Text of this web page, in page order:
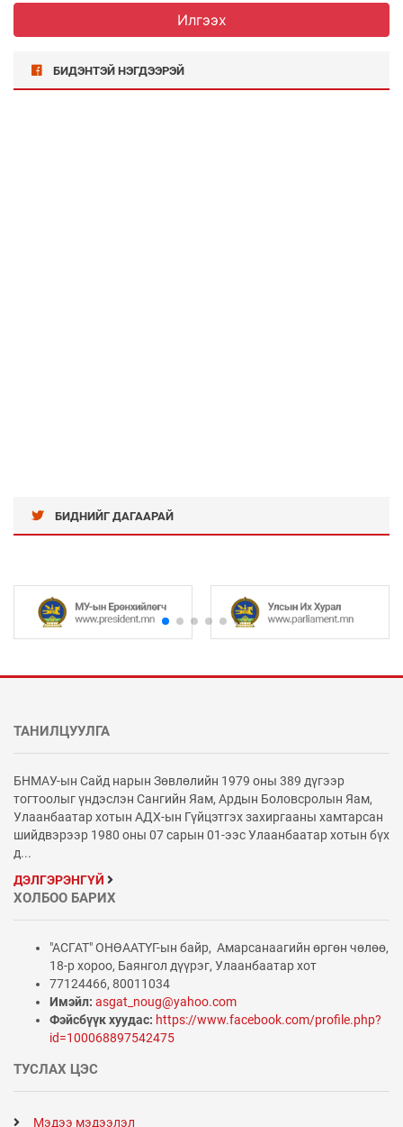
Илгээх
БИДЭНТЭЙ НЭГДЭЭРЭЙ
БИДНИЙГ ДАГААРАЙ
ТАНИЛЦУУЛГА
БНМАУ-ын Сайд нарын Зөвлөлийн 1979 оны 389 дүгээр
тогтоолыг үндэслэн Сангийн Яам, Ардын Боловсролын Яам,
Улаанбаатар хотын АДХ-ын Гүйцэтгэх захиргааны хамтарсан
шийдвэрээр 1980 оны 07 сарын 01-ээс Улаанбаатар хотын бүх
д...
ДЭЛГЭРЭНГҮЙ
ХОЛБОО БАРИХ
"АСГАТ" ОНӨААТҮГ-ын байр, Амарсанаагийн өргөн чөлөө,
18-р хороо, Баянгол дүүрэг, Улаанбаатар хот
77124466, 80011034
Имэйл: asgat_noug@yahoo.com
Фэйсбүүк хуудас: https://www.facebook.com/profile.php?
id=100068897542475
ТУСЛАХ ЦЭС
Мэдээ мэдээлэл